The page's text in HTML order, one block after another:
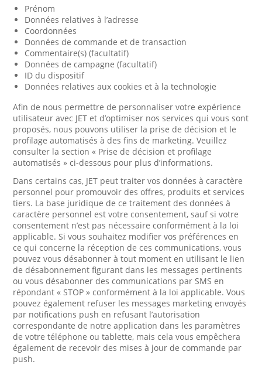
Prénom
Données relatives à l’adresse
Coordonnées
Données de commande et de transaction
Commentaire(s) (facultatif)
Données de campagne (facultatif)
ID du dispositif
Données relatives aux cookies et à la technologie
Afin de nous permettre de personnaliser votre expérience
utilisateur avec JET et d’optimiser nos services qui vous sont
proposés, nous pouvons utiliser la prise de décision et le
profilage automatisés à des fins de marketing. Veuillez
consulter la section « Prise de décision et profilage
automatisés » ci-dessous pour plus d’informations.
Dans certains cas, JET peut traiter vos données à caractère
personnel pour promouvoir des offres, produits et services
tiers. La base juridique de ce traitement des données à
caractère personnel est votre consentement, sauf si votre
consentement n’est pas nécessaire conformément à la loi
applicable. Si vous souhaitez modifier vos préférences en
ce qui concerne la réception de ces communications, vous
pouvez vous désabonner à tout moment en utilisant le lien
de désabonnement figurant dans les messages pertinents
ou vous désabonner des communications par SMS en
répondant « STOP » conformément à la loi applicable. Vous
pouvez également refuser les messages marketing envoyés
par notifications push en refusant l’autorisation
correspondante de notre application dans les paramètres
de votre téléphone ou tablette, mais cela vous empêchera
également de recevoir des mises à jour de commande par
push.